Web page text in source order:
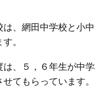
は、網田中学校と小
。
、５，６年生が中学
てもらっています。